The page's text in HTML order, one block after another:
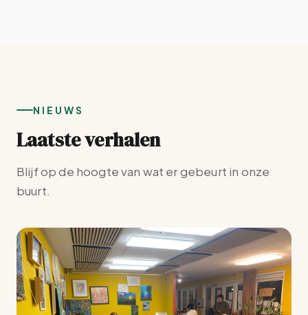
NIEUWS
Laatste verhalen
Blijf op de hoogte van wat er gebeurt in onze
buurt.